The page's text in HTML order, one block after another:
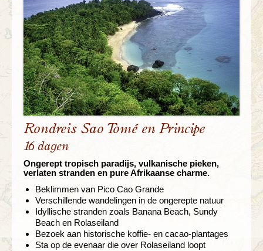
Rondreis Sao Tomé en Principe
16 dagen
Ongerept tropisch paradijs, vulkanische pieken,
verlaten stranden en pure Afrikaanse charme.
Beklimmen van Pico Cao Grande
Verschillende wandelingen in de ongerepte natuur
Idyllische stranden zoals Banana Beach, Sundy
Beach en Rolaseiland
Bezoek aan historische koffie- en cacao-plantages
Sta op de evenaar die over Rolaseiland loopt